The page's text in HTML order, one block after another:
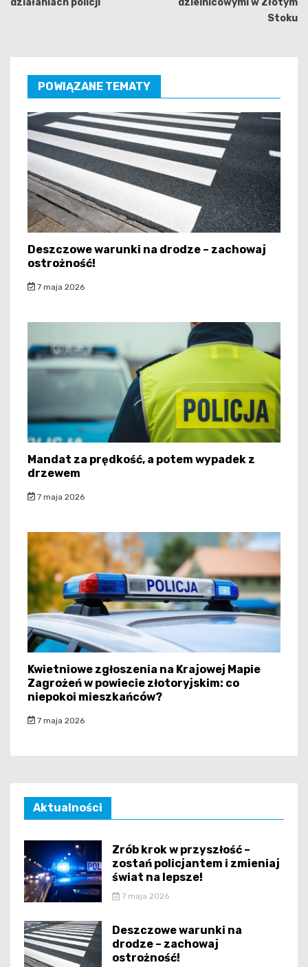
Stoku
POWIĄZANE TEMATY
Deszczowe warunki na drodze – zachowaj
ostrożność!
7 maja 2026
Mandat za prędkość, a potem wypadek z
drzewem
7 maja 2026
Kwietniowe zgłoszenia na Krajowej Mapie
Zagrożeń w powiecie złotoryjskim: co
niepokoi mieszkańców?
7 maja 2026
Aktualności
Zrób krok w przyszłość –
zostań policjantem i zmieniaj
świat na lepsze!
7 maja 2026
Deszczowe warunki na
drodze – zachowaj
ostrożność!